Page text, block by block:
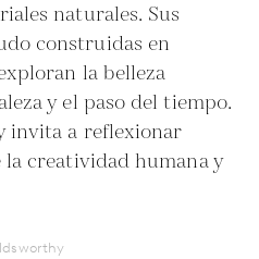
naturales. Sus
construidas en
la belleza
y el paso del tiempo.
invita a reflexionar
creatividad humana y